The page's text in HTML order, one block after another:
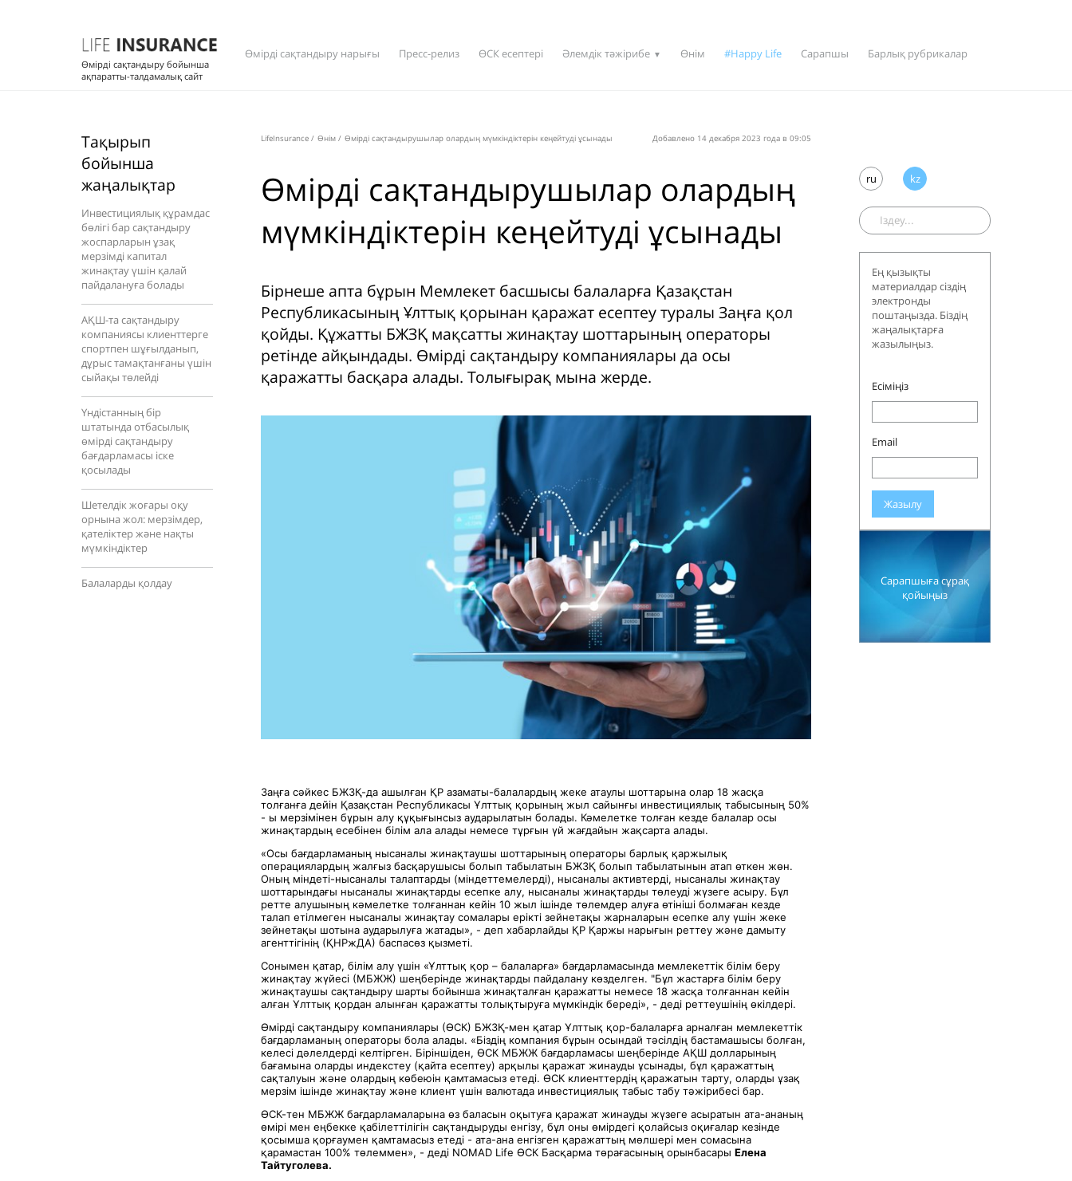
Өмірді сақтандыру бойынша
ақпаратты-талдамалық сайт
Өмірді сақтандыру нарығы Пресс-релиз ӨСК есептері Әлемдік тәжірибе ▼ Өнім #Happy Life Сарапшы Барлық рубрикалар
Тақырып
бойынша
жаңалықтар
Инвестициялық құрамдас
бөлігі бар сақтандыру
жоспарларын ұзақ
мерзімді капитал
жинақтау үшін қалай
пайдалануға болады
АҚШ-та сақтандыру
компаниясы клиенттерге
спортпен шұғылданып,
дұрыс тамақтанғаны үшін
сыйақы төлейді
Үндістанның бір
штатында отбасылық
өмірді сақтандыру
бағдарламасы іске
қосылады
Шетелдік жоғары оқу
орнына жол: мерзімдер,
қателіктер және нақты
мүмкіндіктер
Балаларды қолдау
LifeInsurance / Өнім / Өмірді сақтандырушылар олардың мүмкіндіктерін кеңейтуді ұсынады Добавлено 14 декабря 2023 года в 09:05
Өмірді сақтандырушылар олардың
мүмкіндіктерін кеңейтуді ұсынады
Бірнеше апта бұрын Мемлекет басшысы балаларға Қазақстан
Республикасының Ұлттық қорынан қаражат есептеу туралы Заңға қол
қойды. Құжатты БЖЗҚ мақсатты жинақтау шоттарының операторы
ретінде айқындады. Өмірді сақтандыру компаниялары да осы
қаражатты басқара алады. Толығырақ мына жерде.
Заңға сәйкес БЖЗҚ-да ашылған ҚР азаматы-балалардың жеке атаулы шоттарына олар 18 жасқа
толғанға дейін Қазақстан Республикасы Ұлттық қорының жыл сайынғы инвестициялық табысының 50%
- ы мерзімінен бұрын алу құқығынсыз аударылатын болады. Кәмелетке толған кезде балалар осы
жинақтардың есебінен білім ала алады немесе тұрғын үй жағдайын жақсарта алады.
«Осы бағдарламаның нысаналы жинақтаушы шоттарының операторы барлық қаржылық
операциялардың жалғыз басқарушысы болып табылатын БЖЗҚ болып табылатынын атап өткен жөн.
Оның міндеті-нысаналы талаптарды (міндеттемелерді), нысаналы активтерді, нысаналы жинақтау
шоттарындағы нысаналы жинақтарды есепке алу, нысаналы жинақтарды төлеуді жүзеге асыру. Бұл
ретте алушының кәмелетке толғаннан кейін 10 жыл ішінде төлемдер алуға өтініші болмаған кезде
талап етілмеген нысаналы жинақтау сомалары ерікті зейнетақы жарналарын есепке алу үшін жеке
зейнетақы шотына аударылуға жатады», - деп хабарлайды ҚР Қаржы нарығын реттеу және дамыту
агенттігінің (ҚНРжДА) баспасөз қызметі.
Сонымен қатар, білім алу үшін «Ұлттық қор – балаларға» бағдарламасында мемлекеттік білім беру
жинақтау жүйесі (МБЖЖ) шеңберінде жинақтарды пайдалану көзделген. "Бұл жастарға білім беру
жинақтаушы сақтандыру шарты бойынша жинақталған қаражатты немесе 18 жасқа толғаннан кейін
алған Ұлттық қордан алынған қаражатты толықтыруға мүмкіндік береді», - деді реттеушінің өкілдері.
Өмірді сақтандыру компаниялары (ӨСК) БЖЗҚ-мен қатар Ұлттық қор-балаларға арналған мемлекеттік
бағдарламаның операторы бола алады. «Біздің компания бұрын осындай тәсілдің бастамашысы болған,
келесі дәлелдерді келтірген. Біріншіден, ӨСК МБЖЖ бағдарламасы шеңберінде АҚШ долларының
бағамына оларды индекстеу (қайта есептеу) арқылы қаражат жинауды ұсынады, бұл қаражаттың
сақталуын және олардың көбеюін қамтамасыз етеді. ӨСК клиенттердің қаражатын тарту, оларды ұзақ
мерзім ішінде жинақтау және клиент үшін валютада инвестициялық табыс табу тәжірибесі бар.
ӨСК-тен МБЖЖ бағдарламаларына өз баласын оқытуға қаражат жинауды жүзеге асыратын ата-ананың
өмірі мен еңбекке қабілеттілігін сақтандыруды енгізу, бұл оны өмірдегі қолайсыз оқиғалар кезінде
қосымша қорғаумен қамтамасыз етеді - ата-ана енгізген қаражаттың мөлшері мен сомасына
қарамастан 100% төлеммен», - деді NOMAD Life ӨСК Басқарма төрағасының орынбасары Елена
Тайтуголева.
ru kz
Ең қызықты
материалдар сіздің
электронды
поштаңызда. Біздің
жаңалықтарға
жазылыңыз.
Есіміңіз
Email
Жазылу
Сарапшыға сұрақ
қойыңыз